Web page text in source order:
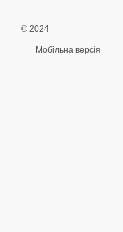
© 2024
Мобільна версія